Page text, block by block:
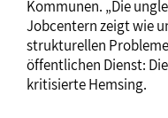
Kommunen. „Die
Jobcentern zeigt wie
strukturellen
öffentlichen Dienst:
kritisierte Hemsing.